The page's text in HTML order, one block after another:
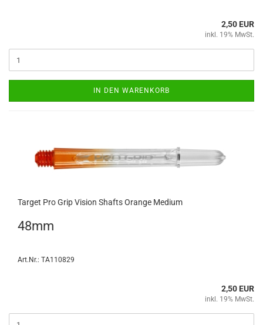
2,50 EUR
inkl. 19% MwSt.
IN DEN WARENKORB
Tar­get Pro Grip Vi­si­on Shafts Oran­ge Me­di­um
48mm
Art.Nr.: TA110829
2,50 EUR
inkl. 19% MwSt.